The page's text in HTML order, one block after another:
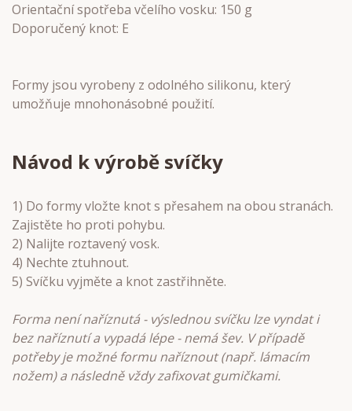
Orientační spotřeba včelího vosku: 150 g
Doporučený knot: E
Formy jsou vyrobeny z odolného silikonu, který
umožňuje mnohonásobné použití.
Návod k výrobě svíčky
1) Do formy vložte knot s přesahem na obou stranách.
Zajistěte ho proti pohybu.
2) Nalijte roztavený vosk.
4) Nechte ztuhnout.
5) Svíčku vyjměte a knot zastřihněte.
Forma není naříznutá - výslednou svíčku lze vyndat i
bez naříznutí a vypadá lépe - nemá šev. V případě
potřeby je možné formu naříznout (např. lámacím
nožem) a následně vždy zafixovat gumičkami.